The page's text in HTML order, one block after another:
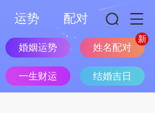
运势 配对
婚姻运势 姓名配对
一生财运 结婚吉日